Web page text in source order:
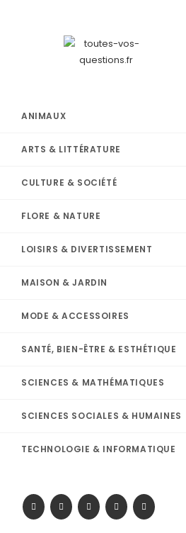
ANIMAUX
ARTS & LITTÉRATURE
CULTURE & SOCIÉTÉ
FLORE & NATURE
LOISIRS & DIVERTISSEMENT
MAISON & JARDIN
MODE & ACCESSOIRES
SANTÉ, BIEN-ÊTRE & ESTHÉTIQUE
SCIENCES & MATHÉMATIQUES
SCIENCES SOCIALES & HUMAINES
TECHNOLOGIE & INFORMATIQUE